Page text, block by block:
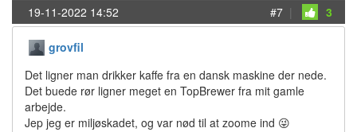
19-11-2022 14:52 #7 | 3
grovfil
Det ligner man drikker kaffe fra en dansk maskine der nede.
Det buede rør ligner meget en TopBrewer fra mit gamle
arbejde.
Jep jeg er miljøskadet, og var nød til at zoome ind 😜